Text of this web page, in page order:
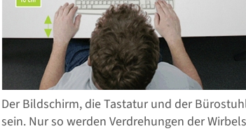
Der Bildschirm, die Tastatur und der
sein. Nur so werden Verdrehungen der